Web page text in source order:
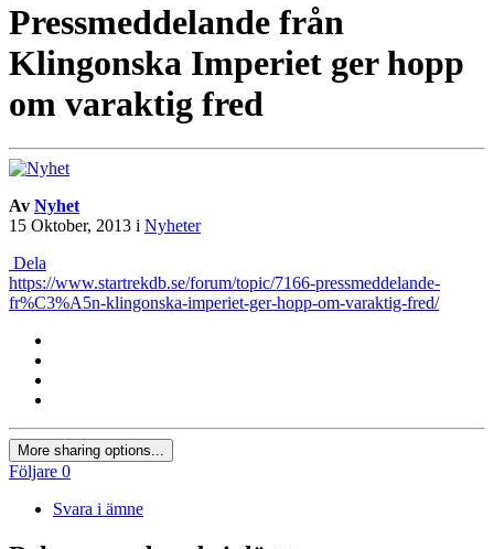
Pressmeddelande från
Klingonska Imperiet ger hopp
om varaktig fred
Av Nyhet
15 Oktober, 2013 i Nyheter
Dela
https://www.startrekdb.se/forum/topic/7166-pressmeddelande-
fr%C3%A5n-klingonska-imperiet-ger-hopp-om-varaktig-fred/
More sharing options...
Följare 0
Svara i ämne